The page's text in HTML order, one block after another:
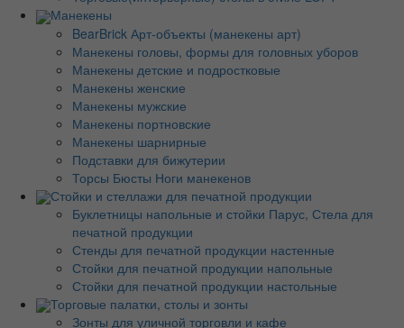
Манекены
BearBrick Арт-объекты (манекены арт)
Манекены головы, формы для головных уборов
Манекены детские и подростковые
Манекены женские
Манекены мужские
Манекены портновские
Манекены шарнирные
Подставки для бижутерии
Торсы Бюсты Ноги манекенов
Стойки и стеллажи для печатной продукции
Буклетницы напольные и стойки Парус, Стела для
печатной продукции
Стенды для печатной продукции настенные
Стойки для печатной продукции напольные
Стойки для печатной продукции настольные
Торговые палатки, столы и зонты
Зонты для уличной торговли и кафе